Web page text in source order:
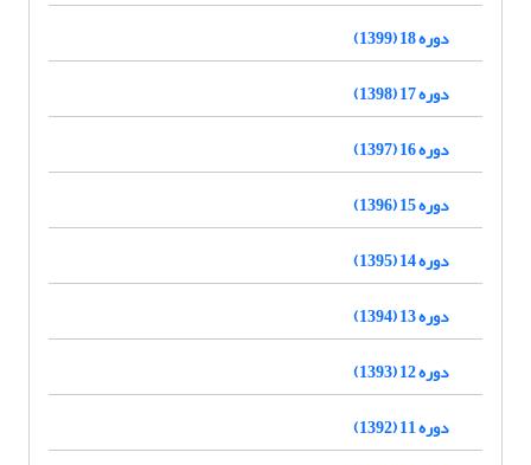
دوره 18 (1399)
دوره 17 (1398)
دوره 16 (1397)
دوره 15 (1396)
دوره 14 (1395)
دوره 13 (1394)
دوره 12 (1393)
دوره 11 (1392)